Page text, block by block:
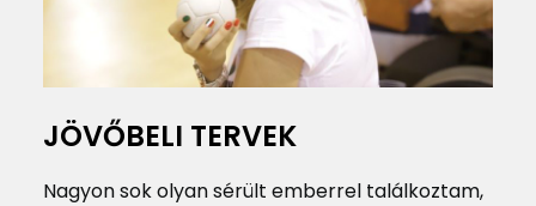
JÖVŐBELI TERVEK
Nagyon sok olyan sérült emberrel találkoztam,